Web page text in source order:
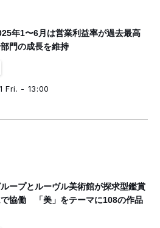
年1〜6月は営業利益率が過去最高
門の成長を維持
Fri. - 13:00
ープとルーヴル美術館が探求型鑑賞
で協働 「美」をテーマに108の作品